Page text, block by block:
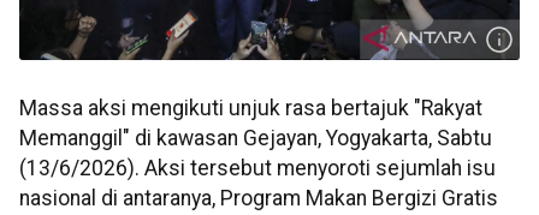
Massa aksi mengikuti unjuk rasa bertajuk "Rakyat
Memanggil" di kawasan Gejayan, Yogyakarta, Sabtu
(13/6/2026). Aksi tersebut menyoroti sejumlah isu
nasional di antaranya, Program Makan Bergizi Gratis